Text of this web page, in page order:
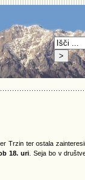
Trzin ter ostala
18. uri. Seja bo v